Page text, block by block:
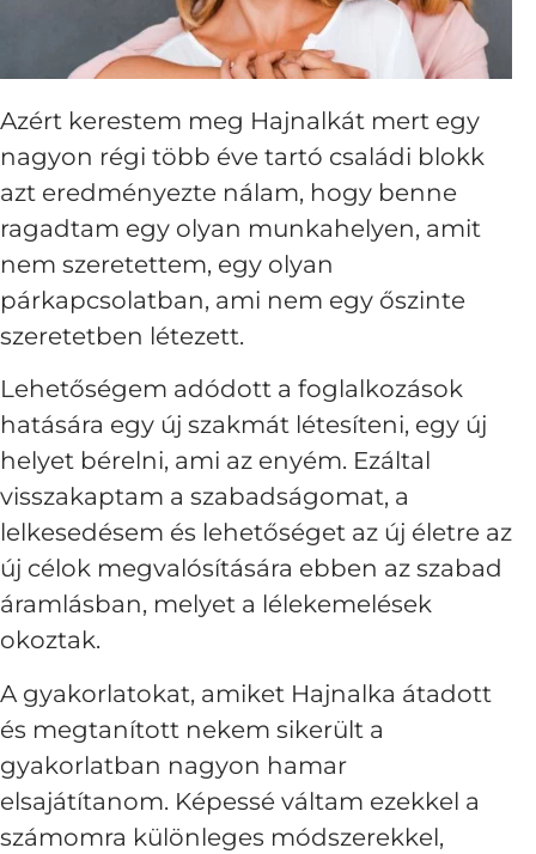
Azért kerestem meg Hajnalkát mert egy
nagyon régi több éve tartó családi blokk
azt eredményezte nálam, hogy benne
ragadtam egy olyan munkahelyen, amit
nem szeretettem, egy olyan
párkapcsolatban, ami nem egy őszinte
szeretetben létezett.
Lehetőségem adódott a foglalkozások
hatására egy új szakmát létesíteni, egy új
helyet bérelni, ami az enyém. Ezáltal
visszakaptam a szabadságomat, a
lelkesedésem és lehetőséget az új életre az
új célok megvalósítására ebben az szabad
áramlásban, melyet a lélekemelések
okoztak.
A gyakorlatokat, amiket Hajnalka átadott
és megtanított nekem sikerült a
gyakorlatban nagyon hamar
elsajátítanom. Képessé váltam ezekkel a
számomra különleges módszerekkel,